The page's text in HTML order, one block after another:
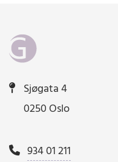

Sjøgata 4
0250 Oslo
 934 01 211